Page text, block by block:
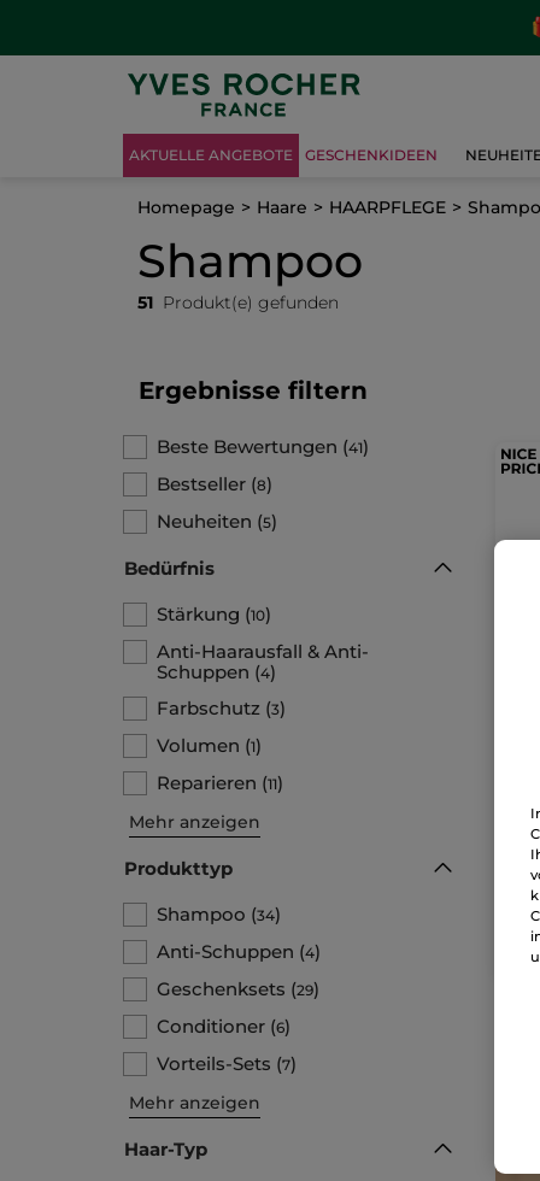
AKTUELLE ANGEBOTE GESCHENKIDEEN
Homepage Haare HAARPFLEGE
Shampoo
51 Produkt(e) gefunden
Ergebnisse filtern
Beste Bewertungen (41)
Bestseller (8)
Neuheiten (5)
Bedürfnis
Stärkung (10)
Anti-Haarausfall & Anti-
Schuppen (4)
Farbschutz (3)
Volumen (1)
Reparieren (11)
Mehr anzeigen
Produkttyp
Shampoo (34)
Anti-Schuppen (4)
Geschenksets (29)
Conditioner (6)
Vorteils-Sets (7)
Mehr anzeigen
Haar-Typ